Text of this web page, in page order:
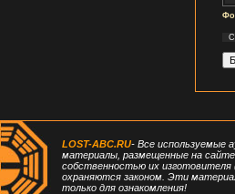
LOST-ABC.RU- Все используемые
материалы, размещенные на
собственностью их изготовителя
охраняются законом. Эти
только для ознакомления!